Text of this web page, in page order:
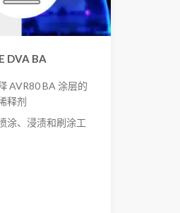
DVA BA
AVR80 BA 涂层的
释剂
涂、浸渍和刷涂工